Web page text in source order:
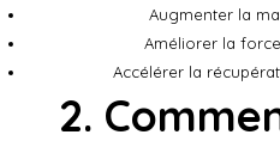
Augmenter la
Améliorer la
Accélérer la
2.